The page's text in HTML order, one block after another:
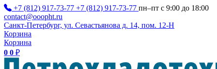
+7 (812) 917-73-77 +7 (812) 917-73-77 пн–пт с 9:00 до 18:00
contact@ooopht.ru
Санкт-Петербург, ул. Севастьянова д. 14, пом. 12-Н
Корзина
Корзина
0 0 ₽